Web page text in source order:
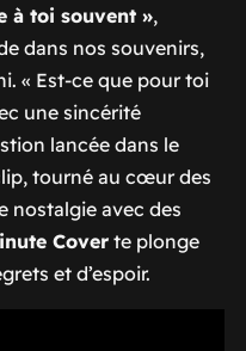
à toi souvent »,
dans nos souvenirs,
« Est-ce que pour toi
une sincérité
lancée dans le
tourné au cœur des
nostalgie avec des
Coverte plonge
et d’espoir.